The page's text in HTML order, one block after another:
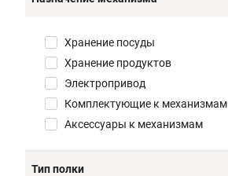
Хранение посуды
Хранение продуктов
Электропривод
Комплектующие к механизмам
Аксессуары к механизмам
Тип полки